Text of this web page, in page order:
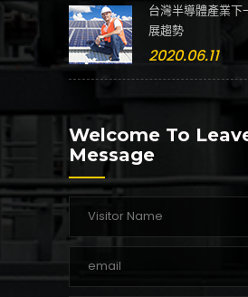
台灣半導體產業下
展趨勢
2020.06.11
Welcome To
Message